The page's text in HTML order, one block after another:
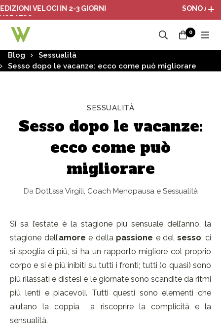
VELOCI IN 2-3 GIORNI
SONO ATTIVI I
0
Blog
Sessualità
Sesso dopo le vacanze: ecco come può migliorare
SESSUALITÀ
Sesso dopo le vacanze:
ecco come può
migliorare
DaDott.ssa Virgili, Coach Menopausa e Sessualità
Si sa l’estate è la stagione più sensuale dell’anno, la
stagione dell’amore e della passione e del sesso; ci
si spoglia di più, si ha un rapporto migliore col proprio
corpo e si è più inibiti su tutti i fronti; tutti (o quasi) sono
piùrilassati e distesi e le giornate sono scandite da ritmi
più lenti e piacevoli. Tutti questi sono elementi che
aiutano la coppia
a riscoprire la complicità e la
sensualità.